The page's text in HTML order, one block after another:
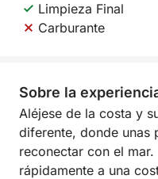
Limpieza Final
Carburante
Sobre la
Aléjese de la costa y
diferente, donde unas
reconectar con el
rápidamente a una